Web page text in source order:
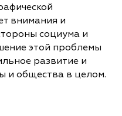
внимания и
социума и
этой проблемы
развитие и
и общества в целом.